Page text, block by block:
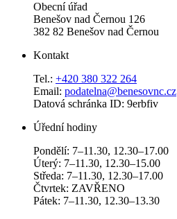
Obecní úřad
Benešov nad Černou 126
382 82 Benešov nad Černou
Kontakt
Tel.: +420 380 322 264
Email: podatelna@benesovnc.cz
Datová schránka ID: 9erbfiv
Úřední hodiny
Pondělí: 7–11.30, 12.30–17.00
Úterý: 7–11.30, 12.30–15.00
Středa: 7–11.30, 12.30–17.00
Čtvrtek: ZAVŘENO
Pátek: 7–11.30, 12.30–13.30